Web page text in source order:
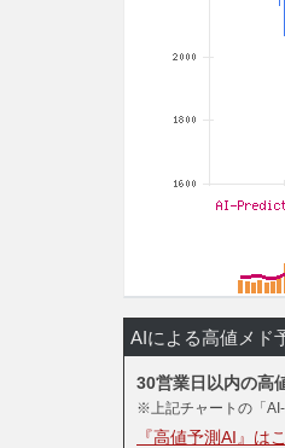
AIによる高値メド
30営業日以内の
※上記チャートの「
『高値予測AI』は